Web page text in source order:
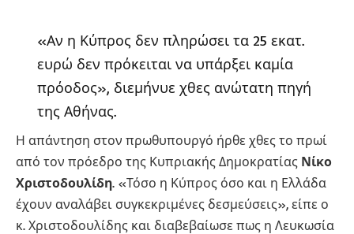
«Αν η Κύπρος δεν πληρώσει τα 25 εκατ.
ευρώ δεν πρόκειται να υπάρξει καμία
πρόοδος», διεμήνυε χθες ανώτατη πηγή
της Αθήνας.
Η απάντηση στον πρωθυπουργό ήρθε χθες το πρωί
από τον πρόεδρο της Κυπριακής Δημοκρατίας Νίκο
Χριστοδουλίδη. «Τόσο η Κύπρος όσο και η Ελλάδα
έχουν αναλάβει συγκεκριμένες δεσμεύσεις», είπε ο
κ. Χριστοδουλίδης και διαβεβαίωσε πως η Λευκωσία